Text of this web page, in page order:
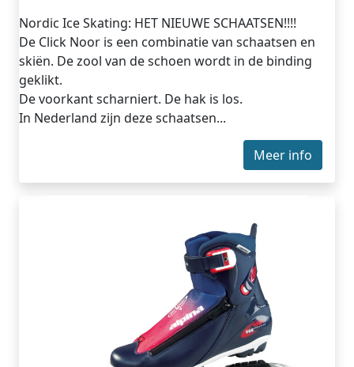
Nordic Ice Skating: HET NIEUWE SCHAATSEN!!!!
De Click Noor is een combinatie van schaatsen en
skiën. De zool van de schoen wordt in de binding
geklikt.
De voorkant scharniert. De hak is los.
In Nederland zijn deze schaatsen...
Meer info